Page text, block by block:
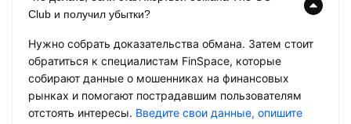
Club и получил убытки?
Нужно собрать доказательства обмана. Затем стоит
обратиться к специалистам FinSpace, которые
собирают данные о мошенниках на финансовых
рынках и помогают пострадавшим пользователям
отстоять интересы. Введите свои данные, опишите